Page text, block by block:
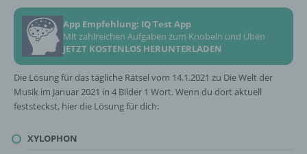
App Empfehlung: IQ Test App
Mit zahlreichen Aufgaben zum Knobeln und Üben
JETZT KOSTENLOS HERUNTERLADEN
Die Lösung für das tägliche Rätsel vom 14.1.2021 zu Die Welt der
Musik im Januar 2021 in 4 Bilder 1 Wort. Wenn du dort aktuell
feststeckst, hier die Lösung für dich:
XYLOPHON